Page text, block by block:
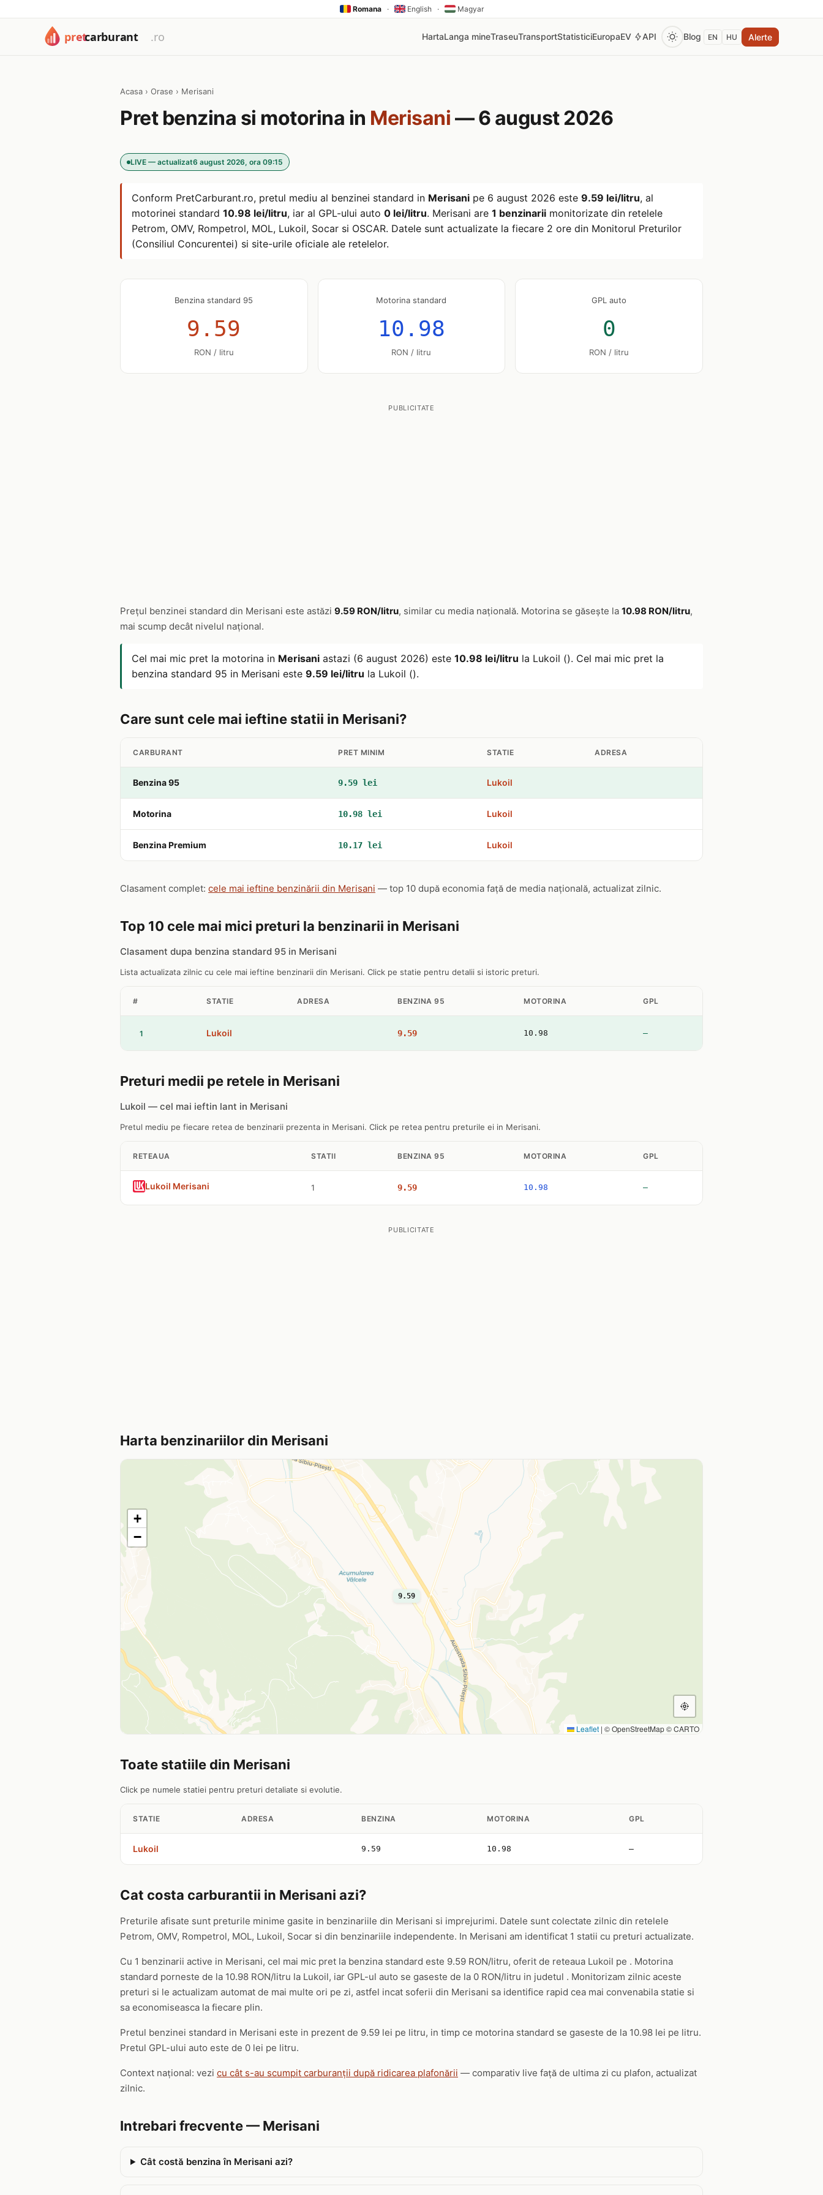
Romana · English · Magyar
HartaLanga mineTraseuTransportStatisticiEuropaEV API Blog EN HU Alerte
Acasa › Orase › Merisani
Pret benzina si motorina in Merisani — 6 august 2026
LIVE — actualizat6 august 2026, ora 09:15
Conform PretCarburant.ro, pretul mediu al benzinei standard in Merisani pe 6 august 2026 este 9.59 lei/litru, al
motorinei standard 10.98 lei/litru, iar al GPL-ului auto 0 lei/litru. Merisani are 1 benzinarii monitorizate din retelele
Petrom, OMV, Rompetrol, MOL, Lukoil, Socar si OSCAR. Datele sunt actualizate la fiecare 2 ore din Monitorul Preturilor
(Consiliul Concurentei) si site-urile oficiale ale retelelor.
Benzina standard 95
9.59
RON / litru
Motorina standard
10.98
RON / litru
GPL auto
0
RON / litru
PUBLICITATE
Prețul benzinei standard din Merisani este astăzi 9.59 RON/litru, similar cu media națională. Motorina se găsește la 10.98 RON/litru,
mai scump decât nivelul național.
Cel mai mic pret la motorina in Merisani astazi (6 august 2026) este 10.98 lei/litru la Lukoil (). Cel mai mic pret la
benzina standard 95 in Merisani este 9.59 lei/litru la Lukoil ().
Care sunt cele mai ieftine statii in Merisani?
CARBURANT PRET MINIM STATIE ADRESA
Benzina 95 9.59 lei Lukoil
Motorina 10.98 lei Lukoil
Benzina Premium 10.17 lei Lukoil
Clasament complet: cele mai ieftine benzinării din Merisani — top 10 după economia față de media națională, actualizat zilnic.
Top 10 cele mai mici preturi la benzinarii in Merisani
Clasament dupa benzina standard 95 in Merisani
Lista actualizata zilnic cu cele mai ieftine benzinarii din Merisani. Click pe statie pentru detalii si istoric preturi.
# STATIE ADRESA BENZINA 95 MOTORINA GPL
1 Lukoil 9.59 10.98 —
Preturi medii pe retele in Merisani
Lukoil — cel mai ieftin lant in Merisani
Pretul mediu pe fiecare retea de benzinarii prezenta in Merisani. Click pe retea pentru preturile ei in Merisani.
RETEAUA STATII BENZINA 95 MOTORINA GPL
Lukoil Merisani 1 9.59 10.98 —
PUBLICITATE
Harta benzinariilor din Merisani
9.59
+
−
Leaflet | © OpenStreetMap © CARTO
Toate statiile din Merisani
Click pe numele statiei pentru preturi detaliate si evolutie.
STATIE ADRESA BENZINA MOTORINA GPL
Lukoil 9.59 10.98 —
Cat costa carburantii in Merisani azi?
Preturile afisate sunt preturile minime gasite in benzinariile din Merisani si imprejurimi. Datele sunt colectate zilnic din retelele
Petrom, OMV, Rompetrol, MOL, Lukoil, Socar si din benzinariile independente. In Merisani am identificat 1 statii cu preturi actualizate.
Cu 1 benzinarii active in Merisani, cel mai mic pret la benzina standard este 9.59 RON/litru, oferit de reteaua Lukoil pe . Motorina
standard porneste de la 10.98 RON/litru la Lukoil, iar GPL-ul auto se gaseste de la 0 RON/litru in judetul . Monitorizam zilnic aceste
preturi si le actualizam automat de mai multe ori pe zi, astfel incat soferii din Merisani sa identifice rapid cea mai convenabila statie si
sa economiseasca la fiecare plin.
Pretul benzinei standard in Merisani este in prezent de 9.59 lei pe litru, in timp ce motorina standard se gaseste de la 10.98 lei pe litru.
Pretul GPL-ului auto este de 0 lei pe litru.
Context național: vezi cu cât s-au scumpit carburanții după ridicarea plafonării — comparativ live față de ultima zi cu plafon, actualizat
zilnic.
Intrebari frecvente — Merisani
Cât costă benzina în Merisani azi?